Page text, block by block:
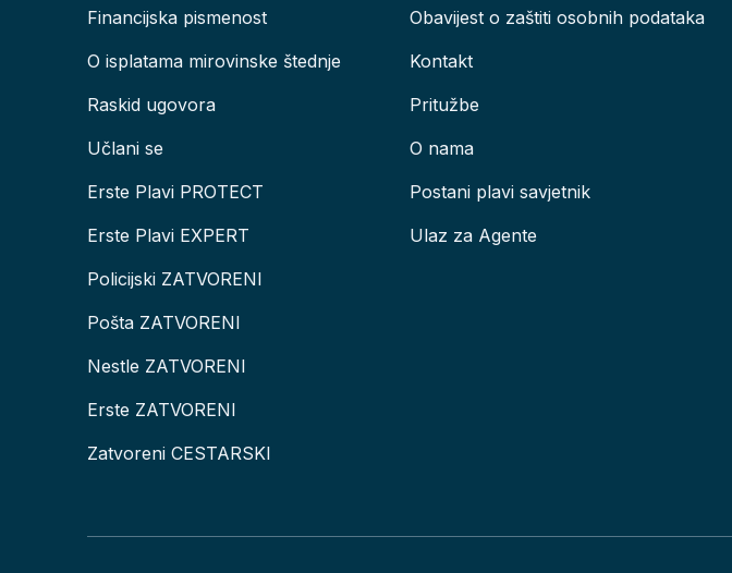
Financijska pismenost
O isplatama mirovinske štednje
Raskid ugovora
Učlani se
Erste Plavi PROTECT
Erste Plavi EXPERT
Policijski ZATVORENI
Pošta ZATVORENI
Nestle ZATVORENI
Erste ZATVORENI
Zatvoreni CESTARSKI
Obavijest o zaštiti osobnih podataka
Kontakt
Pritužbe
O nama
Postani plavi savjetnik
Ulaz za Agente